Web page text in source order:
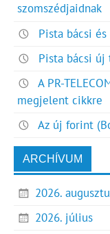
szomszédjaidnak
Pista bácsi és
Pista bácsi
A PR-
megjelent cikkre
Az új forint
ARCHÍVUM
2026.
2026. július